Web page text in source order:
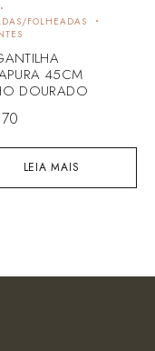
LEIA MAIS
FOLHEADAS
45CM
DOURADO